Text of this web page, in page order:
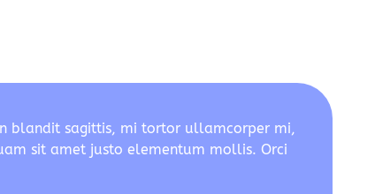
blandit sagittis, mi tortor ullamcorper mi,
sit amet justo elementum mollis. Orci